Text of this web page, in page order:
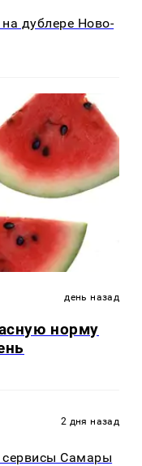
дублере Ново-
день назад
норму
2 дня назад
Самары